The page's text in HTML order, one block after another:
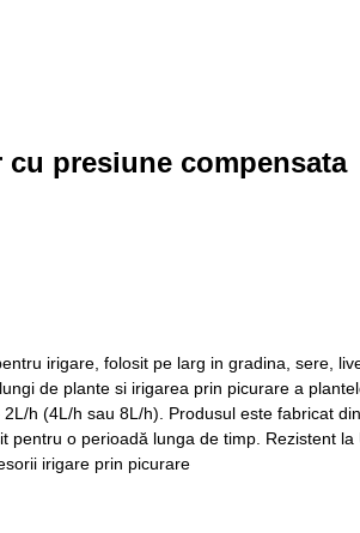
cu presiune compensata
irigare, folosit pe larg in gradina, sere,
de plante si irigarea prin picurare a
h (4L/h sau 8L/h). Produsul este fabricat
pentru o perioadă lunga de timp. Rezistent la
irigare prin picurare